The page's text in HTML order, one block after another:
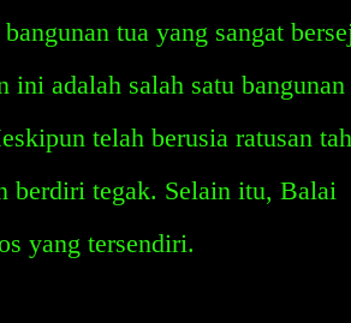
tua yang sangat
adalah salah satu bangunan
telah berusia ratusan
berdiri tegak. Selain itu, Balai
yang tersendiri.